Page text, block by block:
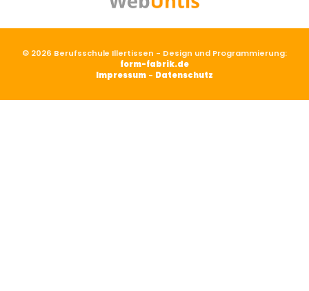
© 2026 Berufsschule Illertissen - Design und Programmierung:
form-fabrik.de
Impressum - Datenschutz